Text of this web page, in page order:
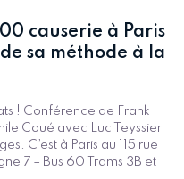
causerie à Paris
sa méthode à la
! Conférence de Frank
Coué avec Luc Teyssier
C’est à Paris au 115 rue
7 – Bus 60 Trams 3B et